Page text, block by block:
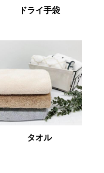
ドライ手袋
タオル